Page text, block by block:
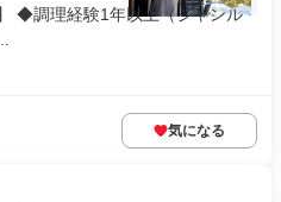
◆調理経験1年以上（ジャンル
気になる